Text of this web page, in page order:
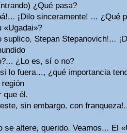
¿Qué pasa?
¡Dilo sinceramente! ... ¿Qué
«Ugadai»?
suplico, Stepan Stepanovich!...
¿Lo es, sí o no?
lo fuera..., ¿qué importancia
que él.
sin embargo, con
se altere, querido. Veamos... El